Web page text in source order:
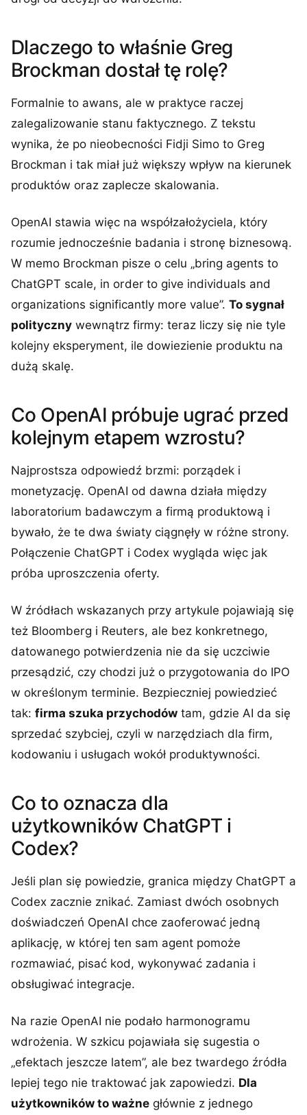
Dlaczego to właśnie Greg
Brockman dostał tę rolę?
Formalnie to awans, ale w praktyce raczej
zalegalizowanie stanu faktycznego. Z tekstu
wynika, że po nieobecności Fidji Simo to Greg
Brockman i tak miał już większy wpływ na kierunek
produktów oraz zaplecze skalowania.
OpenAI stawia więc na współzałożyciela, który
rozumie jednocześnie badania i stronę biznesową.
W memo Brockman pisze o celu „bring agents to
ChatGPT scale, in order to give individuals and
organizations significantly more value”. To sygnał
polityczny wewnątrz firmy: teraz liczy się nie tyle
kolejny eksperyment, ile dowiezienie produktu na
dużą skalę.
Co OpenAI próbuje ugrać przed
kolejnym etapem wzrostu?
Najprostsza odpowiedź brzmi: porządek i
monetyzację. OpenAI od dawna działa między
laboratorium badawczym a firmą produktową i
bywało, że te dwa światy ciągnęły w różne strony.
Połączenie ChatGPT i Codex wygląda więc jak
próba uproszczenia oferty.
W źródłach wskazanych przy artykule pojawiają się
też Bloomberg i Reuters, ale bez konkretnego,
datowanego potwierdzenia nie da się uczciwie
przesądzić, czy chodzi już o przygotowania do IPO
w określonym terminie. Bezpieczniej powiedzieć
tak: firma szuka przychodów tam, gdzie AI da się
sprzedać szybciej, czyli w narzędziach dla firm,
kodowaniu i usługach wokół produktywności.
Co to oznacza dla
użytkowników ChatGPT i
Codex?
Jeśli plan się powiedzie, granica między ChatGPT a
Codex zacznie znikać. Zamiast dwóch osobnych
doświadczeń OpenAI chce zaoferować jedną
aplikację, w której ten sam agent pomoże
rozmawiać, pisać kod, wykonywać zadania i
obsługiwać integracje.
Na razie OpenAI nie podało harmonogramu
wdrożenia. W szkicu pojawiała się sugestia o
„efektach jeszcze latem”, ale bez twardego źródła
lepiej tego nie traktować jak zapowiedzi. Dla
użytkowników to ważne głównie z jednego